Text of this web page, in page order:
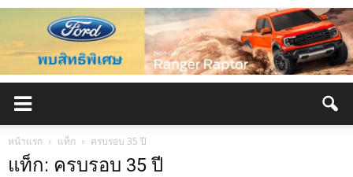
หน้าแรก แท็ก ครบรอบ 35 ปี
แท็ก: ครบรอบ 35 ปี